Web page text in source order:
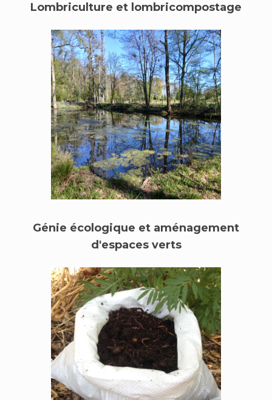
Lombriculture et lombricompostage
Génie écologique et aménagement
d'espaces verts